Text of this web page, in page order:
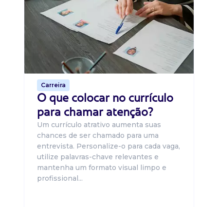
Carreira
O que colocar no currículo
para chamar atenção?
Um currículo atrativo aumenta suas
chances de ser chamado para uma
entrevista. Personalize-o para cada vaga,
utilize palavras-chave relevantes e
mantenha um formato visual limpo e
profissional...